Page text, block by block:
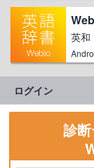
英和
ログイン
診